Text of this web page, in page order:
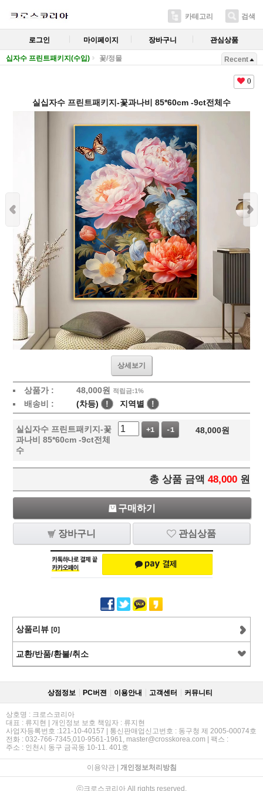
카테고리 검색
로그인 마이페이지 장바구니 관심상품
십자수 프린트패키지(수입) 꽃/정물 Recent
0
실십자수 프린트패키지-꽃과나비 85*60cm -9ct전체수
상세보기
상품가 : 48,000원 적립금:1%
배송비 : (차등) ! 지역별 !
실십자수 프린트패키지-꽃
과나비 85*60cm -9ct전체
수
+1 -1 48,000원
총 상품 금액 48,000 원
구매하기
장바구니 관심상품
상품리뷰 [0]
교환/반품/환불/취소
상점정보 PC버젼 이용안내 고객센터 커뮤니티
상호명 : 크로스코리아
대표 : 류지현 | 개인정보 보호 책임자 : 류지현
사업자등록번호 :121-10-40157 | 통신판매업신고번호 : 동구청 제 2005-00074호
전화 : 032-766-7345,010-9561-1961, master@crosskorea.com | 팩스 :
주소 : 인천시 동구 금곡동 10-11. 401호
이용약관| 개인정보처리방침
ⓒ크로스코리아 All rights reserved.